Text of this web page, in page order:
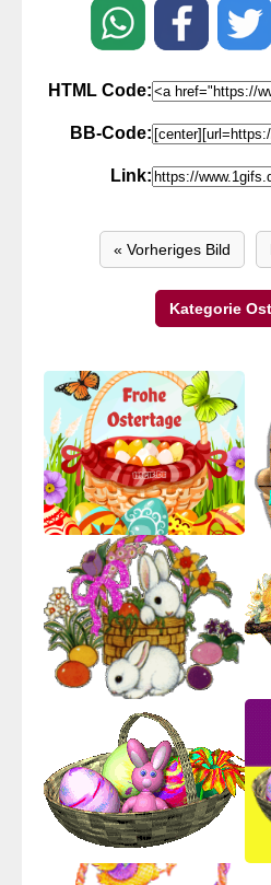
HTML Code:
BB-Code:
Link:
« Vorheriges Bild
Kategorie